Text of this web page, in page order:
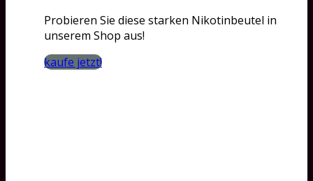
Probieren Sie diese starken Nikotinbeutel in
unserem Shop aus!
kaufe jetzt!